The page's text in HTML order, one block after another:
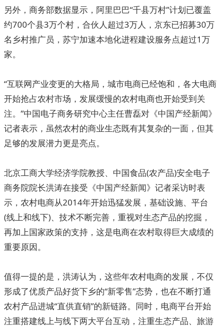
另外，商务部数据显示，阿里巴巴“千县万村”计划已覆盖
约700个县3万个村，合伙人超过3万人，京东已招募30万
名乡村推广员，苏宁加速本地化进程建设服务点超过1万
家。
“互联网产业变更的大格局，城市电商已经饱和，各大电商
开始抢占农村市场，发展缓慢的农村电商也开始受到关
注。”中国电子商务研究中心主任曹磊对《中国产经新闻》
记者表示，虽然农村的商业生态既有其复杂的一面，但其
足够的发展潜力更是亮点。
北京工商大学经济学院教授、中国食品(农产品)安全电子
商务院院长洪涛在接受《中国产经新闻》记者采访时表
示，农村电商从2014年开始迅猛发展，基础设施、平台
(线上和线下)、技术不断完善，重视对生态产品的挖掘，
再加上国家政策的支持，这是电商在农村取得巨大成绩的
重要原因。
值得一提的是，洪涛认为，这些年农村电商的发展，不仅
形成了优质产品好货下乡的“新零售”态势，也在不断打通
农村产品进城“直供直销”的新链路。同时，电商平台开始
注重搭建线上与线下两大平台互动，注重生态产品、旅游